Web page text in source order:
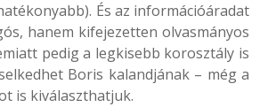
És az információáradat
hanem kifejezetten olvasmányos
pedig a legkisebb korosztály is
Boris kalandjának – még a
is kiválaszthatjuk.